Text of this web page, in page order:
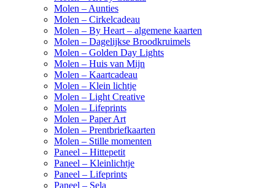
Molen – Aunties
Molen – Cirkelcadeau
Molen – By Heart – algemene kaarten
Molen – Dagelijkse Broodkruimels
Molen – Golden Day Lights
Molen – Huis van Mijn
Molen – Kaartcadeau
Molen – Klein lichtje
Molen – Light Creative
Molen – Lifeprints
Molen – Paper Art
Molen – Prentbriefkaarten
Molen – Stille momenten
Paneel – Hittepetit
Paneel – Kleinlichtje
Paneel – Lifeprints
Paneel – Sela